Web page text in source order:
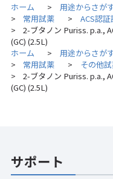
ホーム > 用途からさが
> 常用試薬 > ACS認証
>
2-ブタノン Puriss. p.a.,
(GC) (2.5L)
ホーム
> 用途からさが
> 常用試薬 > その他
>
2-ブタノン Puriss. p.a.,
(GC) (2.5L)
サポート